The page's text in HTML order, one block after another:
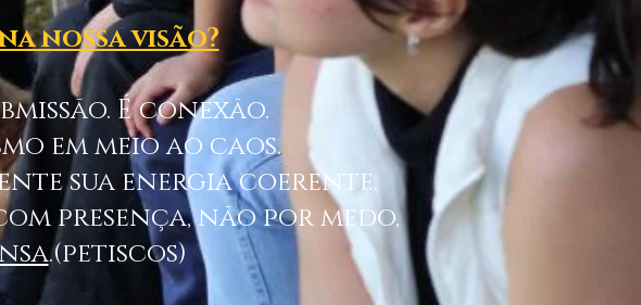
nossa visão?
É conexão.
em meio ao caos.
sua energia coerente.
presença, não por medo,
.(petiscos)